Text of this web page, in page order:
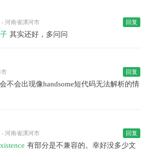
- 河南省漯河市 回复
其实还好，多问问
市 回复
不会出现像handsome短代码无法解析的情
- 河南省漯河市 回复
有部分是不兼容的。幸好没多少文